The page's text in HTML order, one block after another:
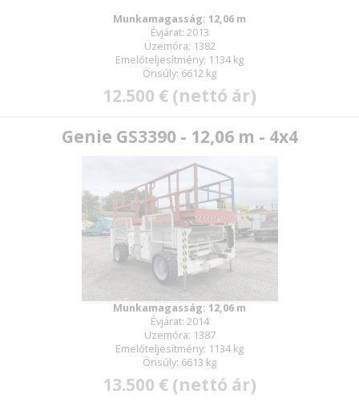
Munkamagasság: 12,06 m
Évjárat: 2013
Üzemóra: 1382
Emelőteljesítmény: 1134 kg
Önsúly: 6612 kg
12.500 € (nettó ár)
Genie GS3390 - 12,06 m - 4x4
Munkamagasság: 12,06 m
Évjárat: 2014
Üzemóra: 1387
Emelőteljesítmény: 1134 kg
Önsúly: 6613 kg
13.500 € (nettó ár)